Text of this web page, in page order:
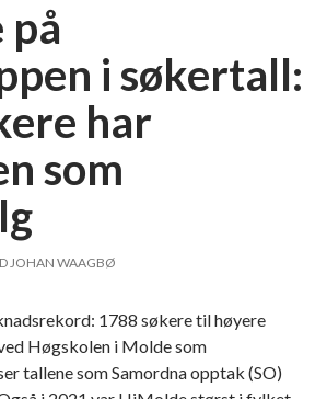
P
e
r
H
e
l
-
f
o
på
i søkertall:
har
som
JOHAN WAAGBØ
1788 søkere til høyere
Høgskolen i Molde som
tallene som Samordna opptak (SO)